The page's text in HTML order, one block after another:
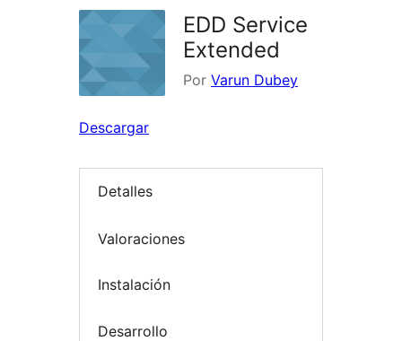
EDD Service
Extended
Por Varun Dubey
Descargar
Detalles
Valoraciones
Instalación
Desarrollo